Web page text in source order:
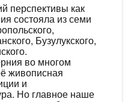
перспективы как
состояла из семи
Бузулукского,
во многом
живописная
и
Но главное наше